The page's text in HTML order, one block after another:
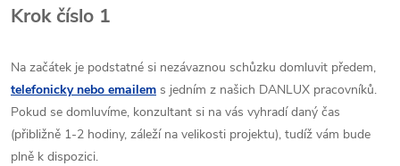
Krok číslo 1
Na začátek je podstatné si nezávaznou schůzku domluvit předem,
telefonicky nebo emailem s jedním z našich DANLUX pracovníků.
Pokud se domluvíme, konzultant si na vás vyhradí daný čas
(přibližně 1-2 hodiny, záleží na velikosti projektu), tudíž vám bude
plně k dispozici.